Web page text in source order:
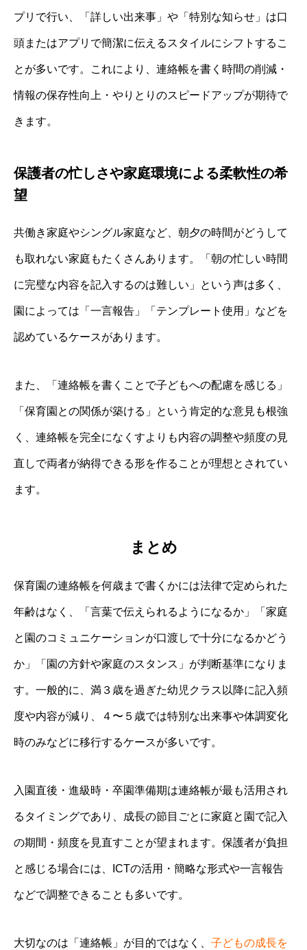
プリで行い、「詳しい出来事」や「特別な知らせ」は口
頭またはアプリで簡潔に伝えるスタイルにシフトするこ
とが多いです。これにより、連絡帳を書く時間の削減・
情報の保存性向上・やりとりのスピードアップが期待で
きます。
保護者の忙しさや家庭環境による柔軟性の希
望
共働き家庭やシングル家庭など、朝夕の時間がどうして
も取れない家庭もたくさんあります。「朝の忙しい時間
に完璧な内容を記入するのは難しい」という声は多く、
園によっては「一言報告」「テンプレート使用」などを
認めているケースがあります。
また、「連絡帳を書くことで子どもへの配慮を感じる」
「保育園との関係が築ける」という肯定的な意見も根強
く、連絡帳を完全になくすよりも内容の調整や頻度の見
直しで両者が納得できる形を作ることが理想とされてい
ます。
まとめ
保育園の連絡帳を何歳まで書くかには法律で定められた
年齢はなく、「言葉で伝えられるようになるか」「家庭
と園のコミュニケーションが口渡しで十分になるかどう
か」「園の方針や家庭のスタンス」が判断基準になりま
す。一般的に、満３歳を過ぎた幼児クラス以降に記入頻
度や内容が減り、４〜５歳では特別な出来事や体調変化
時のみなどに移行するケースが多いです。
入園直後・進級時・卒園準備期は連絡帳が最も活用され
るタイミングであり、成長の節目ごとに家庭と園で記入
の期間・頻度を見直すことが望まれます。保護者が負担
と感じる場合には、ICTの活用・簡略な形式や一言報告
などで調整できることも多いです。
大切なのは「連絡帳」が目的ではなく、 子どもの成長を